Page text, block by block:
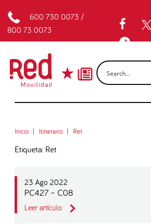
600 730 0073 /
800 73 0073
Inicio Itinerario Ret
Etiqueta: Ret
23 Ago 2022
PC427 – C08
Leer artículo